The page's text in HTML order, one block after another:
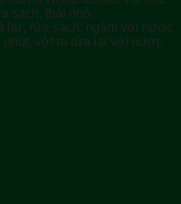
sạch, thái nhỏ.
hư, rửa sạch, ngâm với nước
phút, vớt ra rửa lại với nước